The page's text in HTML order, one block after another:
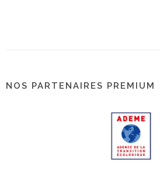
NOS PARTENAIRES PREMIUM